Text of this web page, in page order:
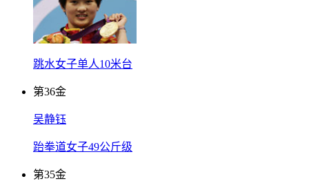
跳水女子单人10米台
第36金
吴静钰
跆拳道女子49公斤级
第35金